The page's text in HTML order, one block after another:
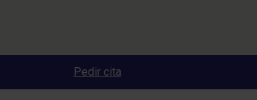
Pedir cita